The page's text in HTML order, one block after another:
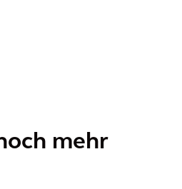
mehr